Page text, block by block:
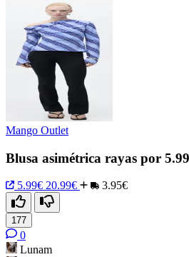
Mango Outlet
Blusa asimétrica rayas por
5.99€ 20.99€ 3.95€
177
0
Lunam